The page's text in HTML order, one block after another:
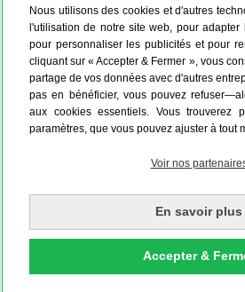
Nous utilisons des cookies et d'autres
l'utilisation de notre site web, pour adapter
pour personnaliser les publicités et pour
cliquant sur « Accepter & Fermer », vous
partage de vos données avec d'autres
pas en bénéficier, vous pouvez
aux cookies essentiels. Vous trouverez
paramètres, que vous pouvez ajuster à tout
Voir nos
En savoir plus
Accepter &